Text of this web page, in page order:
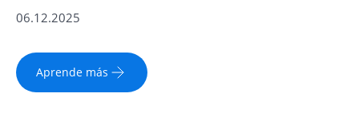
06.12.2025
Aprende más